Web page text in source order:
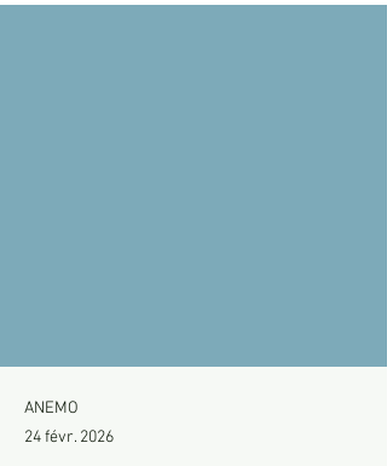
ANEMO
24 févr. 2026